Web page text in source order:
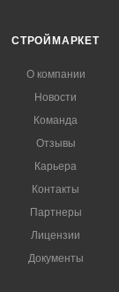
СТРОЙМАРКЕТ
О компании
Новости
Команда
Отзывы
Карьера
Контакты
Партнеры
Лицензии
Документы